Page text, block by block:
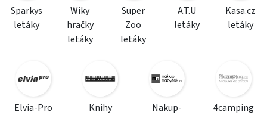
Sparkys
letáky
Wiky
hračky
letáky
Super
Zoo
letáky
A.T.U
letáky
Kasa.cz
letáky
Elvia-Pro
Knihy
Nakup-
4camping